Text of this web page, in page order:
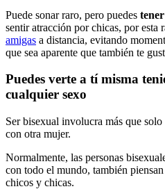
Puede sonar raro, pero puedes
sentir atracción por chicas, por esta
amigas a distancia, evitando
que sea aparente que también te
Puedes verte a tí misma
cualquier sexo
Ser bisexual involucra más que
con otra mujer.
Normalmente, las personas
con todo el mundo, también
chicos y chicas.